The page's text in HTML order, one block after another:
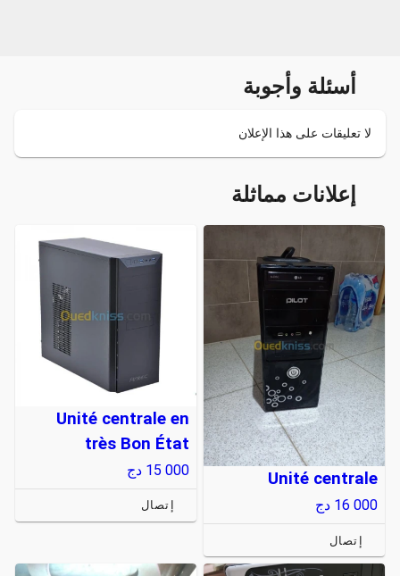
أسئلة وأجوبة
لا تعليقات على هذا الإعلان
إعلانات مماثلة
Unité centrale
16 000 دج
إتصال
Unité centrale en
très Bon État
15 000 دج
إتصال